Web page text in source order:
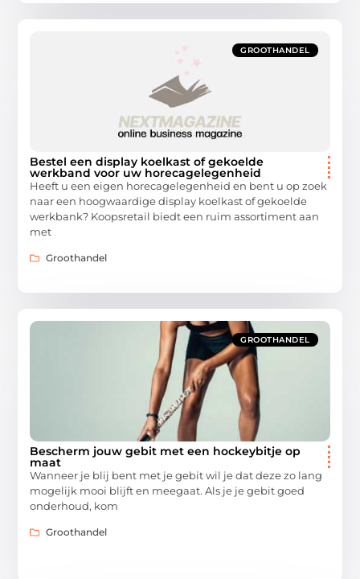
GROOTHANDEL
Bestel een display koelkast of gekoelde
werkband voor uw horecagelegenheid
Heeft u een eigen horecagelegenheid en bent u op zoek
naar een hoogwaardige display koelkast of gekoelde
werkbank? Koopsretail biedt een ruim assortiment aan
met
Groothandel
GROOTHANDEL
Bescherm jouw gebit met een hockeybitje op
maat
Wanneer je blij bent met je gebit wil je dat deze zo lang
mogelijk mooi blijft en meegaat. Als je je gebit goed
onderhoud, kom
Groothandel